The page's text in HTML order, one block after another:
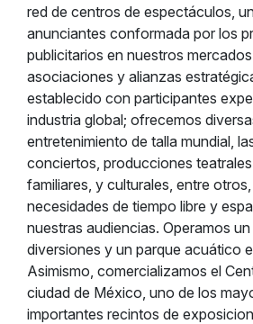
red de centros de espectáculos,
anunciantes conformada por los
publicitarios en nuestros
asociaciones y alianzas
establecido con participantes
industria global; ofrecemos
entretenimiento de talla mundial,
conciertos, producciones
familiares, y culturales, entre
necesidades de tiempo libre y
nuestras audiencias. Operamos
diversiones y un parque acuático
Asimismo, comercializamos el
ciudad de México, uno de los
importantes recintos de